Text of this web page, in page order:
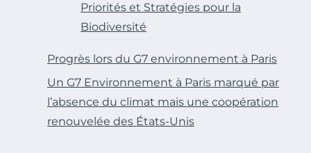
Priorités et Stratégies pour la
Biodiversité
Progrès lors du G7 environnement à Paris
Un G7 Environnement à Paris marqué par
l’absence du climat mais une coopération
renouvelée des États-Unis